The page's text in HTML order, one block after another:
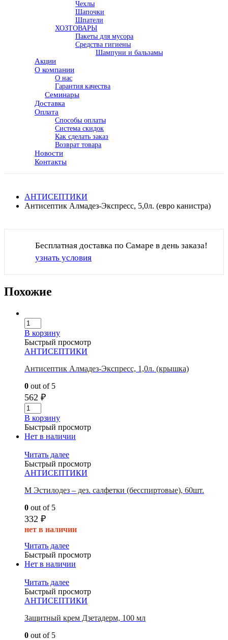
Чехлы
Шапочки
Шпатели
ХОЗТОВАРЫ
Пакеты для мусора
Средства гигиены
Шампуни и бальзамы
Акции
О компании
О нас
Гарантия качества
Семинары
Доставка
Оплата
Способы оплаты
Система скидок
Как сделать заказ
Возврат товара
Новости
Контакты
АНТИСЕПТИКИ
Антисептик Алмадез-Экспресс, 5,0л. (евро канистра)
Бесплатная доставка по Самаре в день заказа!
узнать условия
Похожие
В корзину
Быстрый просмотр
АНТИСЕПТИКИ
Антисептик Алмадез-Экспресс, 1,0л. (крышка)
0 out of 5
562 ₽
В корзину
Быстрый просмотр
Нет в наличии
Читать далее
Быстрый просмотр
АНТИСЕПТИКИ
М Эстилодез – дез. салфетки (бесспиртовые), 60шт.
0 out of 5
332 ₽
нет в наличии
Читать далее
Быстрый просмотр
Нет в наличии
Читать далее
Быстрый просмотр
АНТИСЕПТИКИ
Защитный крем Дзетадерм, 100 мл
0 out of 5